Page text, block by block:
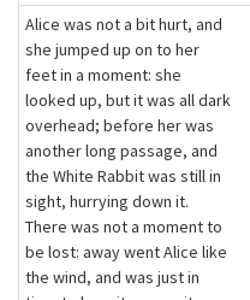
Alice was not a bit hurt, and
she jumped up on to her
feet in a moment: she
looked up, but it was all dark
overhead; before her was
another long passage, and
the White Rabbit was still in
sight, hurrying down it.
There was not a moment to
be lost: away went Alice like
the wind, and was just in